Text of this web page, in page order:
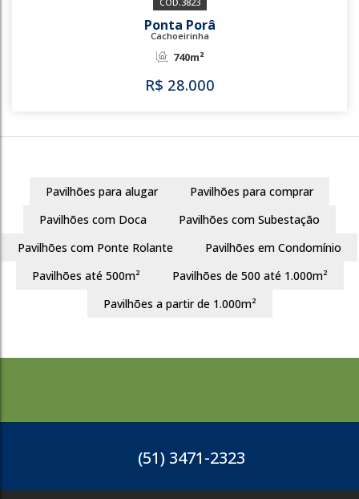
R$28.000
Ponta Porâ
740m²
Pavilhões para alugar
Pavilhões para comprar
Pavilhões com Doca
Pavilhões com Subestação
Pavilhões com Ponte Rolante
Pavilhões em Condomínio
Pavilhões até 500m²
Pavilhões de 500 até 1.000m²
Pavilhões a partir de 1.000m²
(51) 3471-2323